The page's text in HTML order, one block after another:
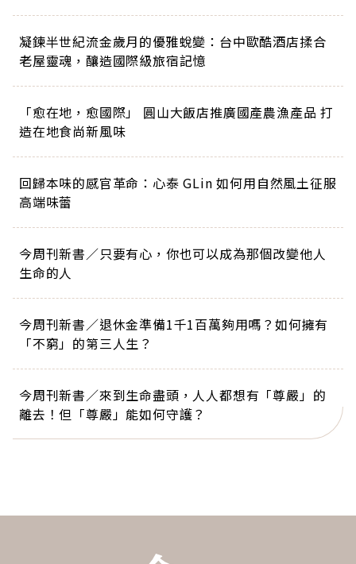
凝鍊半世紀流金歲月的優雅蛻變：台中歐酷酒店揉合
老屋靈魂，釀造國際級旅宿記憶
「愈在地，愈國際」 圓山大飯店推廣國產農漁產品 打
造在地食尚新風味
回歸本味的感官革命：心泰 GLin 如何用自然風土征服
高端味蕾
今周刊新書／只要有心，你也可以成為那個改變他人
生命的人
今周刊新書／退休金準備1千1百萬夠用嗎？如何擁有
「不窮」的第三人生？
今周刊新書／來到生命盡頭，人人都想有「尊嚴」的
離去！但「尊嚴」能如何守護？